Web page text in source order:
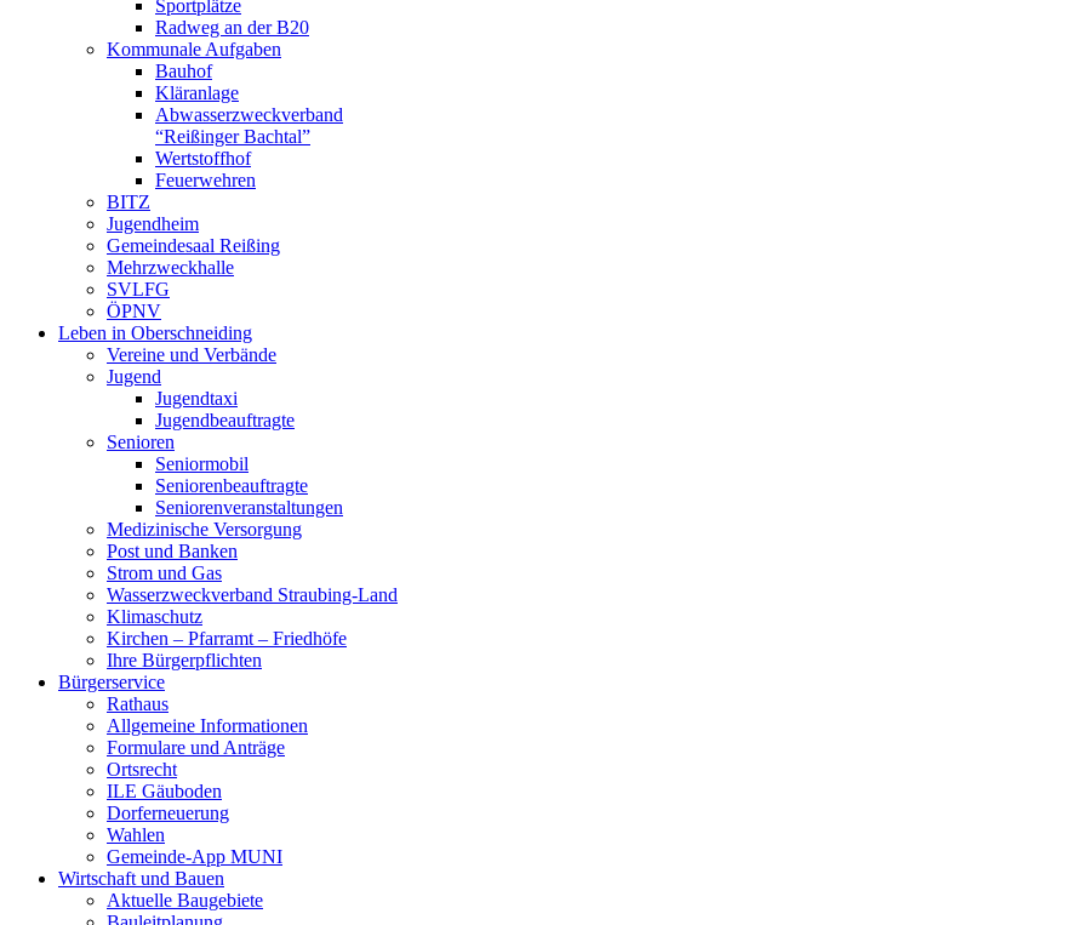
Sportplätze
Radweg an der B20
Kommunale Aufgaben
Bauhof
Kläranlage
Abwasserzweckverband
“Reißinger Bachtal”
Wertstoffhof
Feuerwehren
BITZ
Jugendheim
Gemeindesaal Reißing
Mehrzweckhalle
SVLFG
ÖPNV
Leben in Oberschneiding
Vereine und Verbände
Jugend
Jugendtaxi
Jugendbeauftragte
Senioren
Seniormobil
Seniorenbeauftragte
Seniorenveranstaltungen
Medizinische Versorgung
Post und Banken
Strom und Gas
Wasserzweckverband Straubing-Land
Klimaschutz
Kirchen – Pfarramt – Friedhöfe
Ihre Bürgerpflichten
Bürgerservice
Rathaus
Allgemeine Informationen
Formulare und Anträge
Ortsrecht
ILE Gäuboden
Dorferneuerung
Wahlen
Gemeinde-App MUNI
Wirtschaft und Bauen
Aktuelle Baugebiete